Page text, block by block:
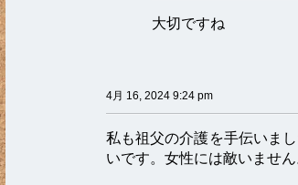
大切ですね
4月 16, 2024 9:24 pm
私も祖父の介護を手伝いま
いです。女性には敵いません